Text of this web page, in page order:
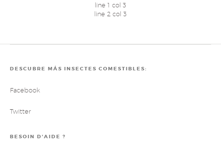
line 1 col 3
line 2 col 3
DESCUBRE MÁS INSECTES COMESTIBLES:
Facebook
Twitter
BESOIN D’AIDE ?